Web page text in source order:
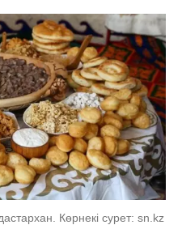
Көрнекі сурет: sn.kz